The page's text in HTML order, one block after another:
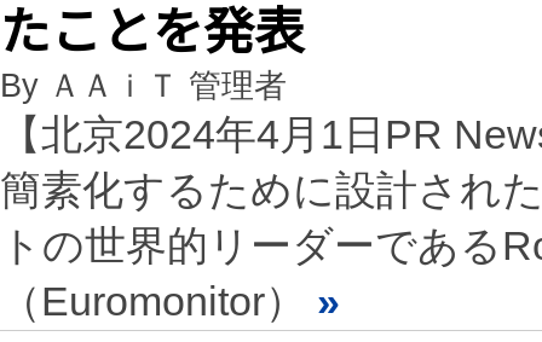
たことを発表
By ＡＡｉＴ 管理者
【北京2024年4月1日PR
簡素化するために設計され
トの世界的リーダーである
（Euromonitor） »